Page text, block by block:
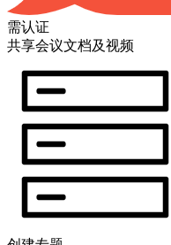
需认证
共享会议文档及视频